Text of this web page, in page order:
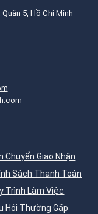
5, Hồ Chí Minh
Chuyển Giao Nhận
Sách Thanh Toán
Trình Làm Việc
Hỏi Thường Gặp